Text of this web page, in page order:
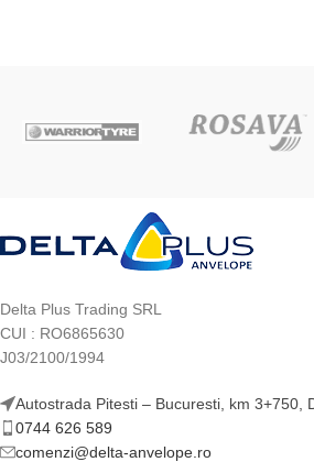
Delta Plus Trading SRL
CUI : RO6865630
J03/2100/1994
Autostrada Pitesti – Bucuresti, km 3+750,
0744 626 589
comenzi@delta-anvelope.ro